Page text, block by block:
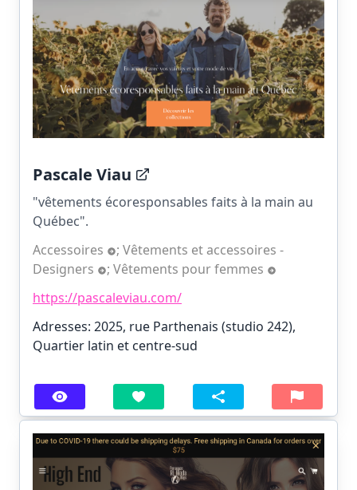
Pascale Viau
"vêtements écoresponsables faits à la main au
Québec".
Accessoires
; Vêtements et accessoires -
Designers
; Vêtements pour femmes
https://pascaleviau.com/
Adresses: 2025, rue Parthenais (studio 242),
Quartier latin et centre-sud